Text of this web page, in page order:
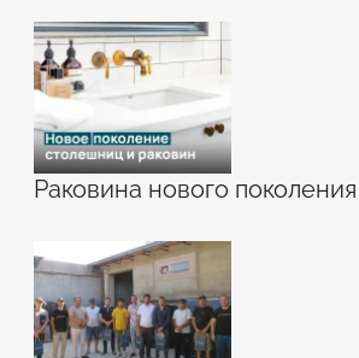
Раковина нового поколения